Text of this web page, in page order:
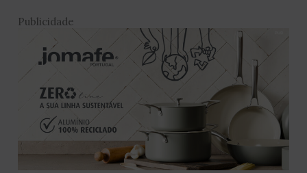
Publicidade